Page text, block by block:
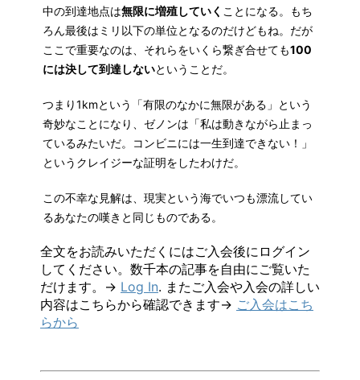
中の到達地点は無限に増殖していく ことになる。もち
ろん最後はミリ以下の単位となるのだけどもね。だが
ここで重要なのは、それらをいくら繋ぎ合せても100
には決して到達しないということだ。
つまり1kmという「有限のなかに無限がある」という
奇妙なことになり、ゼノンは「私は動きながら止まっ
ているみたいだ。コンビニには一生到達できない！」
というクレイジーな証明をしたわけだ。
この不幸な見解は、現実という海でいつも漂流してい
るあなたの嘆きと同じものである。
全文をお読みいただくにはご入会後にログイン
してください。数千本の記事を自由にご覧いた
だけます。→ Log In. またご入会や入会の詳しい
内容はこちらから確認できます→ ご入会はこち
らから